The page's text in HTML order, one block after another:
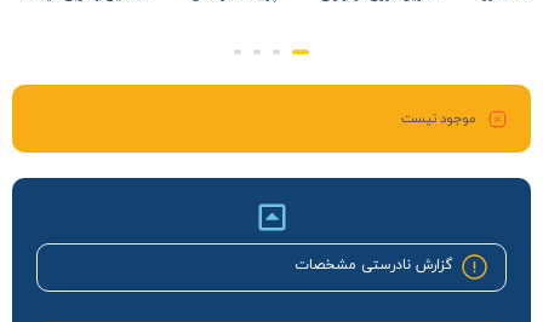
موجود نیست
گزارش نادرستی مشخصات